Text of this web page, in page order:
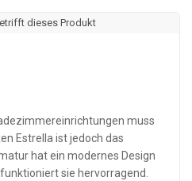
dieses Produkt
muss
Estrella ist jedoch das
hat ein modernes Design
sie hervorragend.